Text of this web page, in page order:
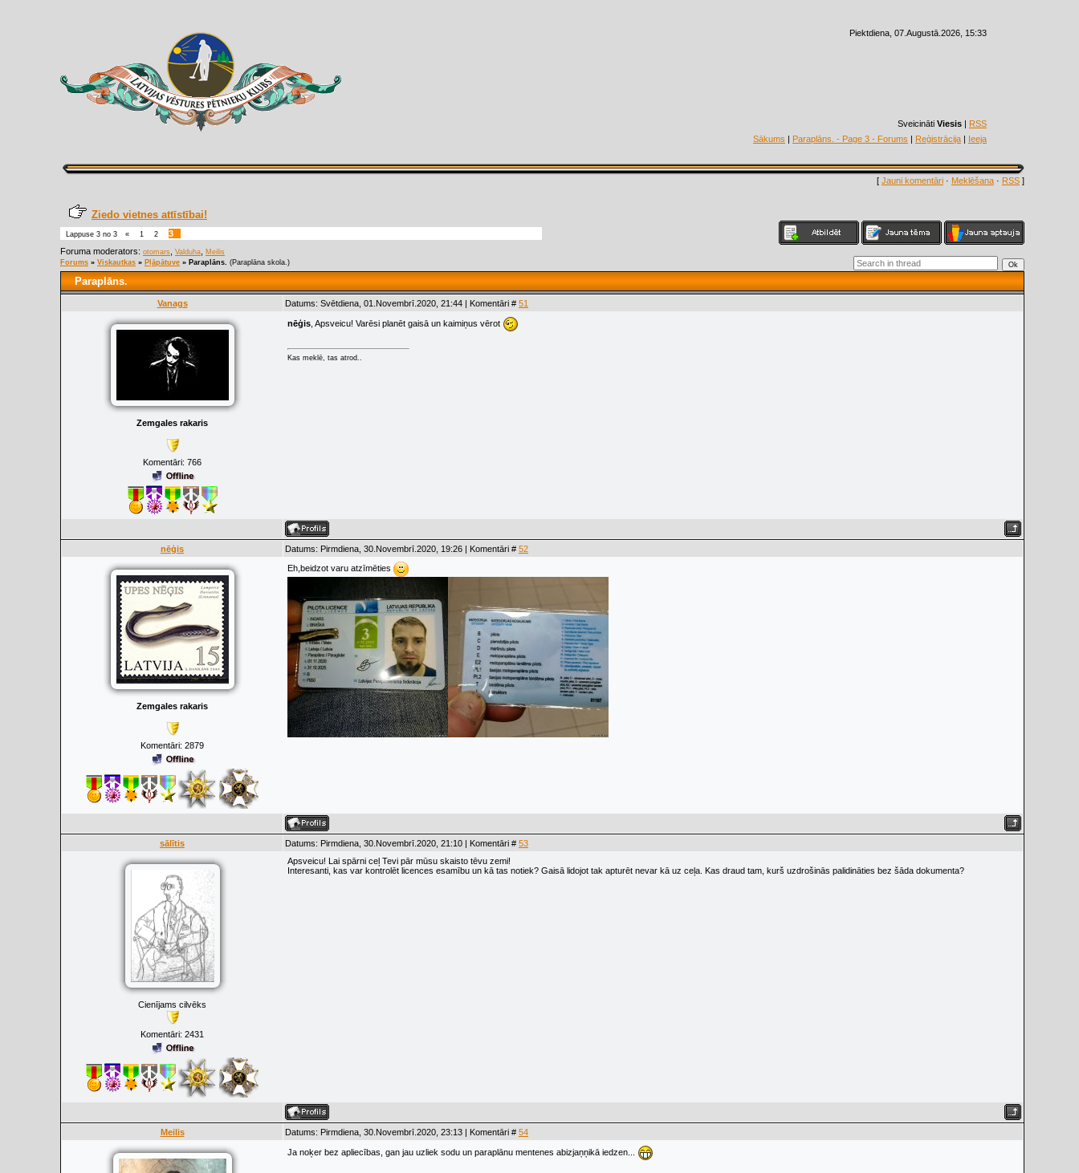
Piektdiena, 07.Augustā.2026, 15:33
Sveicināti Viesis | RSS
Sākums | Paraplāns. - Page 3 - Forums | Reģistrācija | Ieeja
[ Jauni komentāri · Meklēšana · RSS ]
Ziedo vietnes attīstībai!
Lappuse 3 no 3 « 1 2
3
Foruma moderators: otomars Valduha
Meilis
Forums » Viskautkas » Pļāpātuve » Paraplāns. (Paraplāna skola.)
Paraplāns.
Vanags Datums: Svētdiena, 01.Novembrī.2020, 21:44 | Komentāri # 51
Zemgales rakaris
Komentāri: 766
nēģis , Apsveicu! Varēsi planēt gaisā un kaimiņus vērot
Kas meklē, tas atrod..
nēģis Datums: Pirmdiena, 30.Novembrī.2020, 19:26 | Komentāri # 52
Zemgales rakaris
Komentāri: 2879
Eh,beidzot varu atzīmēties
sālītis Datums: Pirmdiena, 30.Novembrī.2020, 21:10 | Komentāri # 53
Cienījams cilvēks
Komentāri: 2431
Apsveicu! Lai spārni ceļ Tevi pār mūsu skaisto tēvu zemi!
Interesanti, kas var kontrolēt licences esamību un kā tas notiek? Gaisā lidojot tak apturēt nevar kā uz ceļa. Kas draud tam, kurš uzdrošinās palidināties bez šāda dokumenta?
Meilis Datums: Pirmdiena, 30.Novembrī.2020, 23:13 | Komentāri # 54
Ja noķer bez apliecības, gan jau uzliek sodu un paraplānu mentenes abizjaņņikā iedzen...